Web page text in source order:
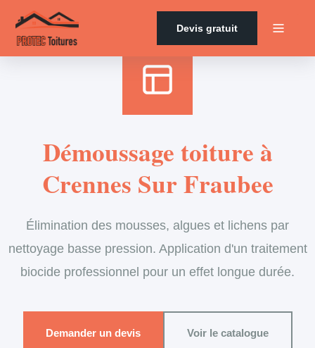
Devis gratuit
Démoussage toiture à
Crennes Sur Fraubee
Élimination des mousses, algues et lichens par
nettoyage basse pression. Application d'un traitement
biocide professionnel pour un effet longue durée.
Demander un devis Voir le catalogue